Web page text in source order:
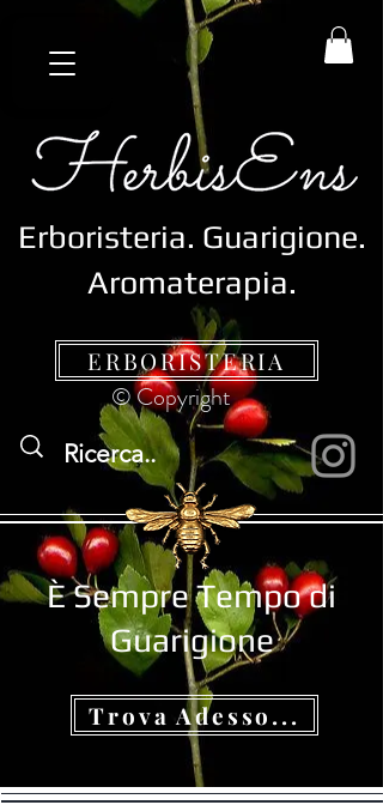
Erboristeria. Guarigione.
Aromaterapia.
ERBORISTERIA
© Copyright
È Sempre Tempo di
Guarigione
Trova Adesso...